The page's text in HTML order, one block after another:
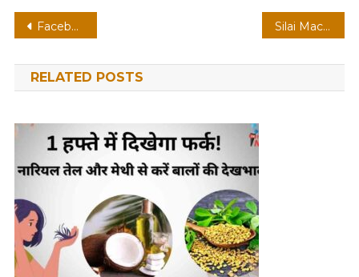
Post
navigation
Facebook se paise kaise kamaye इन 9 सरल तरीके से Silai Machine Yojana: रजिस्ट्रेशन प्रक्रिया और अंतिम तिथि की जानकारी
RELATED POSTS